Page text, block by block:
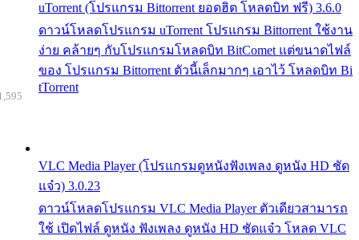
uTorrent (โปรแกรม Bittorrent ยอดฮิต โหลดบิท ฟรี) 3.6.0
ดาวน์โหลดโปรแกรม uTorrent โปรแกรม Bittorrent ใช้งาน
ง่าย คล้ายๆ กับโปรแกรมโหลดบิท BitComet แต่ขนาดไฟล์
ของ โปรแกรม Bittorrent ตัวนี้เล็กมากๆ เอาไว้ โหลดบิท Bi
tTorrent
VLC Media Player (โปรแกรมดูหนังฟังเพลง ดูหนัง HD ชัด
แจ๋ว) 3.0.23
ดาวน์โหลดโปรแกรม VLC Media Player ตัวเดียวสามารถ
ใช้ เปิดไฟล์ ดูหนัง ฟังเพลง ดูหนัง HD ชัดแจ๋ว โหลด VLC